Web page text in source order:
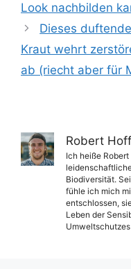
Look nachbilden
Dieses
Kraut wehrt
ab (riecht aber für
Robert
Ich heiße
Biodiversität.
fühle ich mich
entschlossen,
Leben der